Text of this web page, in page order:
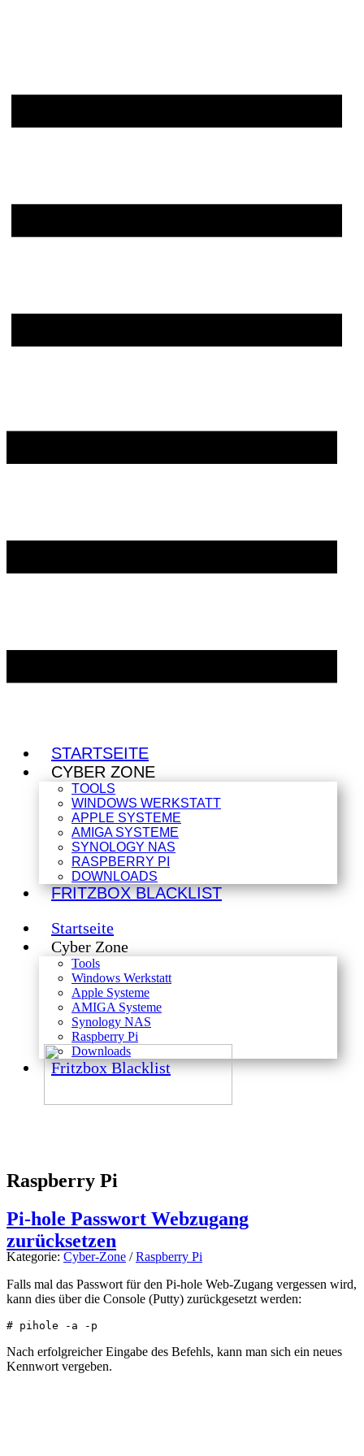
STARTSEITE
CYBER ZONE
TOOLS
WINDOWS WERKSTATT
APPLE SYSTEME
AMIGA SYSTEME
SYNOLOGY NAS
RASPBERRY PI
DOWNLOADS
FRITZBOX BLACKLIST
Startseite
Cyber Zone
Tools
Windows Werkstatt
Apple Systeme
AMIGA Systeme
Synology NAS
Raspberry Pi
Downloads
Fritzbox Blacklist
Raspberry Pi
Pi-hole Passwort Webzugang
zurücksetzen
Kategorie: Cyber-Zone /Raspberry Pi
Falls mal das Passwort für den Pi-hole Web-Zugang vergessen wird,
kann dies über die Console (Putty) zurückgesetzt werden:
# pihole -a -p
Nach erfolgreicher Eingabe des Befehls, kann man sich ein neues
Kennwort vergeben.